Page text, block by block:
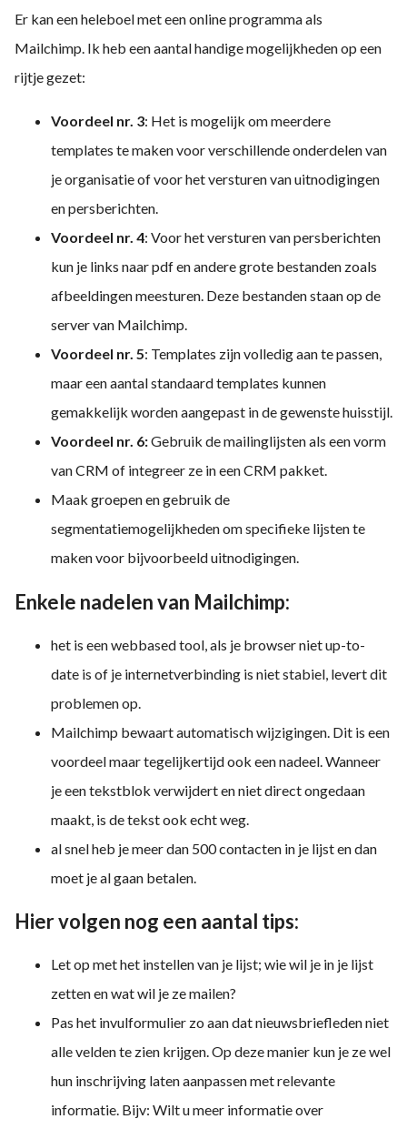
Er kan een heleboel met een online programma als
Mailchimp. Ik heb een aantal handige mogelijkheden op een
rijtje gezet:
Voordeel nr. 3: Het is mogelijk om meerdere
templates te maken voor verschillende onderdelen van
je organisatie of voor het versturen van uitnodigingen
en persberichten.
Voordeel nr. 4: Voor het versturen van persberichten
kun je links naar pdf en andere grote bestanden zoals
afbeeldingen meesturen. Deze bestanden staan op de
server van Mailchimp.
Voordeel nr. 5: Templates zijn volledig aan te passen,
maar een aantal standaard templates kunnen
gemakkelijk worden aangepast in de gewenste huisstijl.
Voordeel nr. 6:Gebruik de mailinglijsten als een vorm
van CRM of integreer ze in een CRM pakket.
Maak groepen en gebruik de
segmentatiemogelijkheden om specifieke lijsten te
maken voor bijvoorbeeld uitnodigingen.
Enkele nadelen van Mailchimp:
het is een webbased tool, als je browser niet up-to-
date is of je internetverbinding is niet stabiel, levert dit
problemen op.
Mailchimp bewaart automatisch wijzigingen. Dit is een
voordeel maar tegelijkertijd ook een nadeel. Wanneer
je een tekstblok verwijdert en niet direct ongedaan
maakt, is de tekst ook echt weg.
al snel heb je meer dan 500 contacten in je lijst en dan
moet je al gaan betalen.
Hier volgen nog een aantal tips:
Let op met het instellen van je lijst; wie wil je in je lijst
zetten en wat wil je ze mailen?
Pas het invulformulier zo aan dat nieuwsbriefleden niet
alle velden te zien krijgen. Op deze manier kun je ze wel
hun inschrijving laten aanpassen met relevante
informatie. Bijv: Wilt u meer informatie over